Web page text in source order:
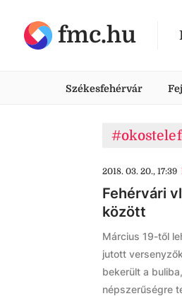
fmc.hu
Székesfehérvár
2018. 03. 20., 17:39
Fehérvári
között
Március 19-től
jutott
bekerült a
népszerűségre